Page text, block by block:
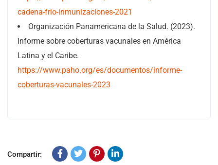
cadena-frio-inmunizaciones-2021
Organización Panamericana de la Salud. (2023).
Informe sobre coberturas vacunales en América
Latina y el Caribe.
https://www.paho.org/es/documentos/informe-
coberturas-vacunales-2023
Compartir: